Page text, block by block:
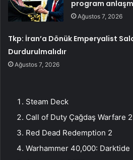
program
Ağustos 7, 2026
Tkp: İran’a Dönük Emperyalist
Durdurulmalıdır
Ağustos 7, 2026
Steam Deck
Call of Duty Çağdaş Warfare 2
Red Dead Redemption 2
Warhammer 40,000: Darktide